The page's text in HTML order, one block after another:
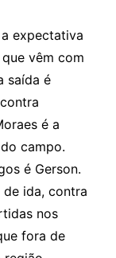
expectativa
vêm com
saída é
é a
campo.
é Gerson.
ida, contra
nos
fora de